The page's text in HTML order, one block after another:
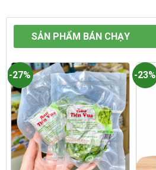
SẢN PHẨM BÁN CHẠY
-27% -23%